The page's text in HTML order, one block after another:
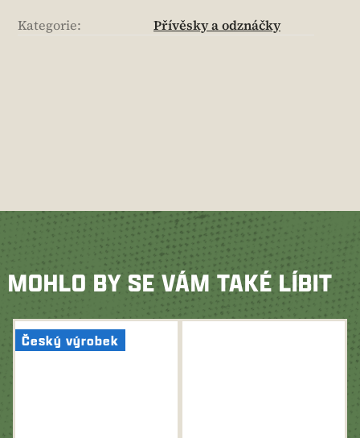
Kategorie: Přívěsky a odznáčky
MOHLO BY SE VÁM TAKÉ LÍBIT
Český výrobek